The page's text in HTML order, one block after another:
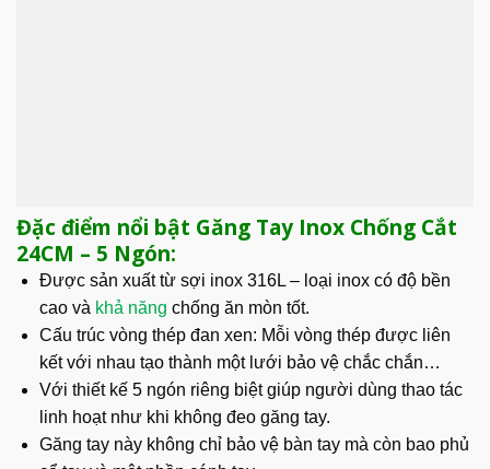
Đặc điểm nổi bật Găng Tay Inox Chống Cắt
24CM – 5 Ngón:
Được sản xuất từ sợi inox 316L – loại inox có độ bền
cao và khả năng chống ăn mòn tốt.
Cấu trúc vòng thép đan xen: Mỗi vòng thép được liên
kết với nhau tạo thành một lưới bảo vệ chắc chắn…
Với thiết kế 5 ngón riêng biệt giúp người dùng thao tác
linh hoạt như khi không đeo găng tay.
Găng tay này không chỉ bảo vệ bàn tay mà còn bao phủ